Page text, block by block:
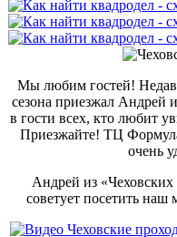
Мы любим гостей!
сезона приезжал Андрей
в гости всех, кто любит
Приезжайте! ТЦ
очень
Андрей из
советует посетить наш